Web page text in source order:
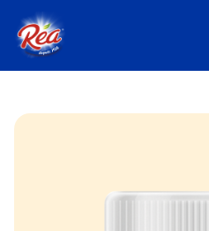
Passer au contenu principal